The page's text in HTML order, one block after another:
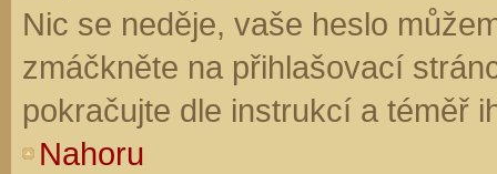
Nic se neděje, vaše heslo
zmáčkněte na přihlašovací
pokračujte dle instrukcí a téměř
Nahoru